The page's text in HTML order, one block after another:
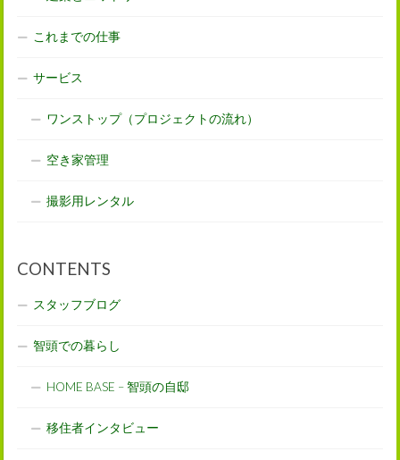
これまでの仕事
サービス
ワンストップ（プロジェクトの流れ）
空き家管理
撮影用レンタル
CONTENTS
スタッフブログ
智頭での暮らし
HOME BASE – 智頭の自邸
移住者インタビュー